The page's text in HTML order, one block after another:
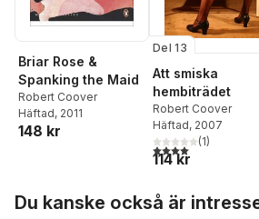
Briar Rose &
Spanking the Maid
Robert Coover
Häftad, 2011
148 kr
Del 13
Att smiska
hembiträdet
Robert Coover
Häftad, 2007
4,0utav 5 stjärnor.
(1)
114 kr
Du kanske också är